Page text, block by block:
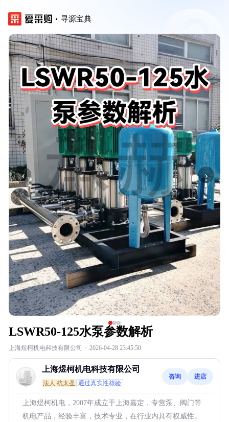
寻源宝典
‹ ›
LSWR50-125水泵参数解析
上海煜柯机电科技有限公司 · 2026-04-28 23:45:50
上海煜柯机电科技有限公司
法人:杭太圣 通过真实性核验
咨询 进店
上海煜柯机电，2007年成立于上海嘉定，专营泵、阀门等
机电产品，经验丰富，技术专业，在行业内具有权威性。